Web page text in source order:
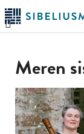
Siirry
pääsisältöön
Meren